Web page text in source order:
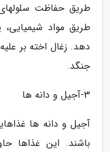
طریق حفاظت
طریق مواد
دهد. زغال اخته بر
جنگد.
3-آجیل و دانه ها
آجیل و دانه ها
باشند. این غذاها